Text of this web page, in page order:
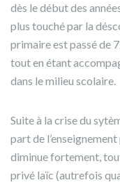
dès le début des
plus touché par la
primaire est passé de
tout en étant
dans le milieu scolaire.
Suite à la crise du
part de
diminue fortement,
privé laïc (autrefois